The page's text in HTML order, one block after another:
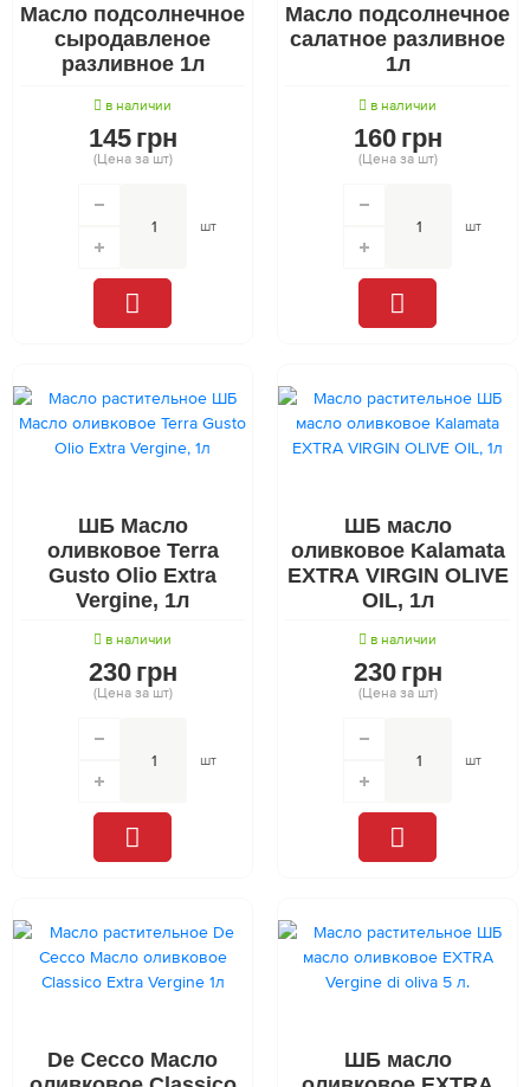
Масло подсолнечное
сыродавленое
разливное 1л
в наличии
145 грн
(Цена за шт)
шт
Масло подсолнечное
салатное разливное
1л
в наличии
160 грн
(Цена за шт)
шт
ШБ Масло
оливковое Terra
Gusto Olio Extra
Vergine, 1л
в наличии
230 грн
(Цена за шт)
шт
ШБ масло
оливковое Kalamata
EXTRA VIRGIN OLIVE
OIL, 1л
в наличии
230 грн
(Цена за шт)
шт
De Cecco Масло
ШБ масло